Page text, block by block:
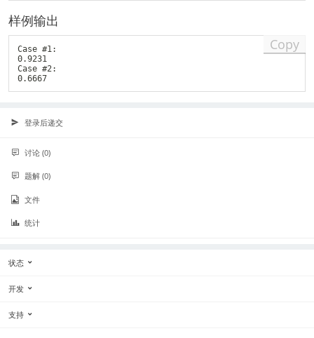
样例输出
Case #1:
0.9231
Case #2:
0.6667
Copy
登录后递交
讨论 (0)
题解 (0)
文件
统计
状态
开发
支持